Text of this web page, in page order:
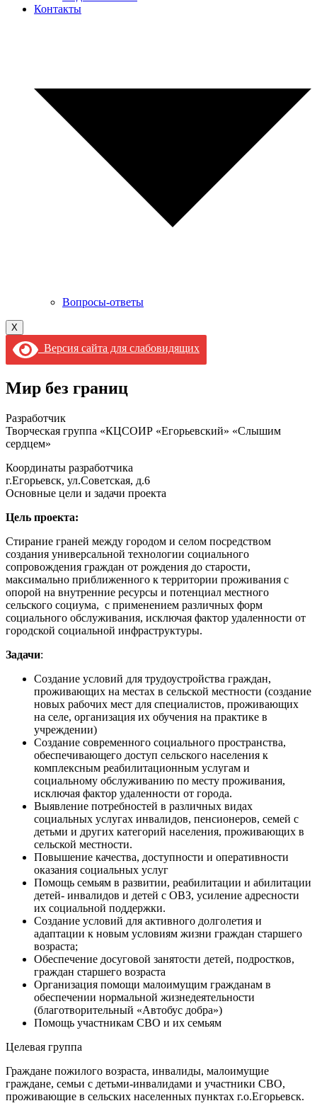
Контакты
Вопросы-ответы
X
Версия сайта для слабовидящих
Мир без границ
Разработчик
Творческая группа «КЦСОИР «Егорьевский» «Слышим
сердцем»
Координаты разработчика
г.Егорьевск, ул.Советская, д.6
Основные цели и задачи проекта
Цель проекта:
Стирание граней между городом и селом посредством
создания универсальной технологии социального
сопровождения граждан от рождения до старости,
максимально приближенного к территории проживания с
опорой на внутренние ресурсы и потенциал местного
сельского социума, с применением различных форм
социального обслуживания, исключая фактор удаленности от
городской социальной инфраструктуры.
Задачи:
Создание условий для трудоустройства граждан,
проживающих на местах в сельской местности (создание
новых рабочих мест для специалистов, проживающих
на селе, организация их обучения на практике в
учреждении)
Создание современного социального пространства,
обеспечивающего доступ сельского населения к
комплексным реабилитационным услугам и
социальному обслуживанию по месту проживания,
исключая фактор удаленности от города.
Выявление потребностей в различных видах
социальных услугах инвалидов, пенсионеров, семей с
детьми и других категорий населения, проживающих в
сельской местности.
Повышение качества, доступности и оперативности
оказания социальных услуг
Помощь семьям в развитии, реабилитации и абилитации
детей- инвалидов и детей с ОВЗ, усиление адресности
их социальной поддержки.
Создание условий для активного долголетия и
адаптации к новым условиям жизни граждан старшего
возраста;
Обеспечение досуговой занятости детей, подростков,
граждан старшего возраста
Организация помощи малоимущим гражданам в
обеспечении нормальной жизнедеятельности
(благотворительный «Автобус добра»)
Помощь участникам СВО и их семьям
Целевая группа
Граждане пожилого возраста, инвалиды, малоимущие
граждане, семьи с детьми-инвалидами и участники СВО,
проживающие в сельских населенных пунктах г.о.Егорьевск.